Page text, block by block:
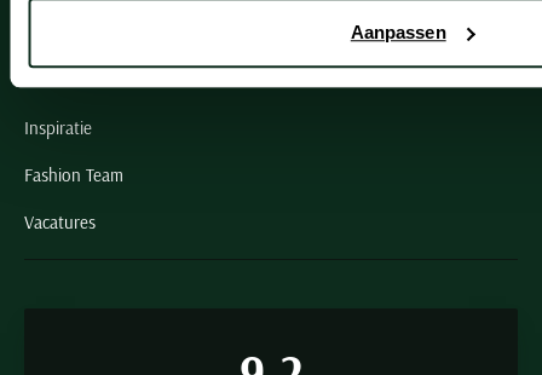
Aanpassen
Inspiratie
Fashion Team
Vacatures